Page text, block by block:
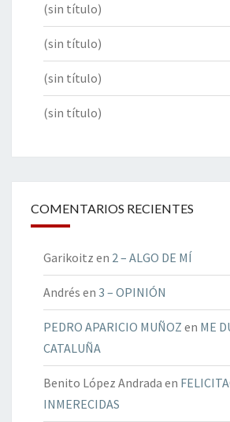
(sin título)
(sin título)
(sin título)
(sin título)
COMENTARIOS RECIENTES
Garikoitz en 2 – ALGO DE MÍ
Andrés en 3 – OPINIÓN
PEDRO APARICIO MUÑOZ en ME
CATALUÑA
Benito López Andrada en
INMERECIDAS